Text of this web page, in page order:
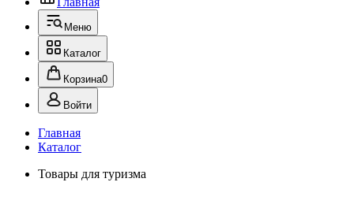
Меню
Каталог
Корзина0
Войти
Главная
Каталог
Товары для туризма